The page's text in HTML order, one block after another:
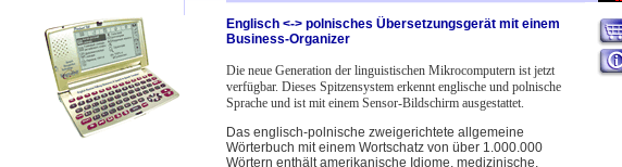
Englisch <-> polnisches Übersetzungsgerät mit einem
Business-Organizer
Die neue Generation der linguistischen Mikrocomputern ist jetzt
verfügbar. Dieses Spitzensystem erkennt englische und polnische
Sprache und ist mit einem Sensor-Bildschirm ausgestattet.
Das englisch-polnische zweigerichtete allgemeine
Wörterbuch mit einem Wortschatz von über 1.000.000
Wörtern enthält amerikanische Idiome, medizinische,